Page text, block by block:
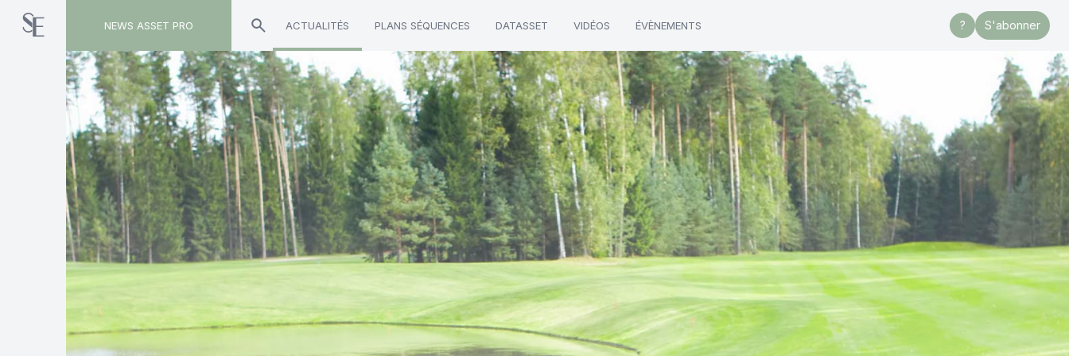
NEWS ASSET PRO ACTUALITÉS PLANS SÉQUENCES DATASSET VIDÉOS ÉVÈNEMENTS ? S'abonner
Toute l'actualité sur le tag "CPRAM"